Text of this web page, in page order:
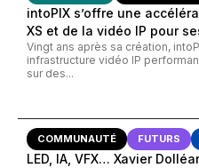
intoPIX s’offre une
XS et de la vidéo IP pour
Vingt ans après sa création,
infrastructure vidéo IP
sur des...
COMMUNAUTÉ FUTURS
LED, IA, VFX… Xavier